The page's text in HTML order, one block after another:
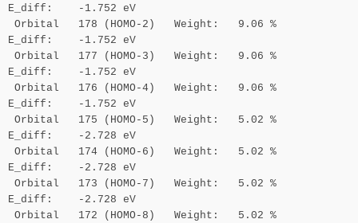
E_diff: -1.752 eV
Orbital 178 (HOMO-2) Weight: 9.06 %
E_diff: -1.752 eV
Orbital 177 (HOMO-3) Weight: 9.06 %
E_diff: -1.752 eV
Orbital 176 (HOMO-4) Weight: 9.06 %
E_diff: -1.752 eV
Orbital 175 (HOMO-5) Weight: 5.02 %
E_diff: -2.728 eV
Orbital 174 (HOMO-6) Weight: 5.02 %
E_diff: -2.728 eV
Orbital 173 (HOMO-7) Weight: 5.02 %
E_diff: -2.728 eV
Orbital 172 (HOMO-8) Weight: 5.02 %